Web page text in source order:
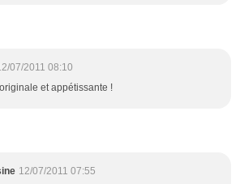
07/2011 08:10
et appétissante !
12/07/2011 07:55